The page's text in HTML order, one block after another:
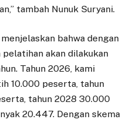
tambah Nunuk Suryani.
bahwa dengan
akan dilakukan
Tahun 2026, kami
10.000 peserta, tahun
tahun 2028 30.000
20.447. Dengan skema